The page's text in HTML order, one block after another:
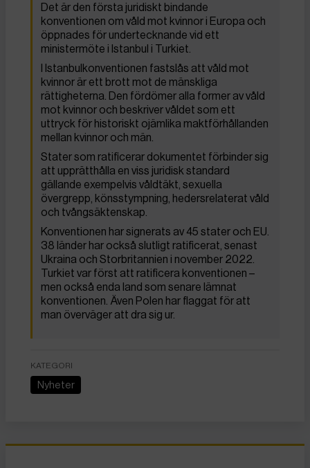
Det är den första juridiskt bindande
konventionen om våld mot kvinnor i Europa och
öppnades för undertecknande vid ett
ministermöte i Istanbul i Turkiet.
I Istanbulkonventionen fastslås att våld mot
kvinnor är ett brott mot de mänskliga
rättigheterna. Den fördömer alla former av våld
mot kvinnor och beskriver våldet som ett
uttryck för historiskt ojämlika maktförhållanden
mellan kvinnor och män.
Stater som ratificerar dokumentet förbinder sig
att upprätthålla en viss juridisk standard
gällande exempelvis våldtäkt, sexuella
övergrepp, könsstympning, hedersrelaterat våld
och tvångsäktenskap.
Konventionen har signerats av 45 stater och EU.
38 länder har också slutligt ratificerat, senast
Ukraina och Storbritannien i november 2022.
Turkiet var först att ratificera konventionen –
men också enda land som senare lämnat
konventionen. Även Polen har flaggat för att
man överväger att dra sig ur.
KATEGORI
Nyheter